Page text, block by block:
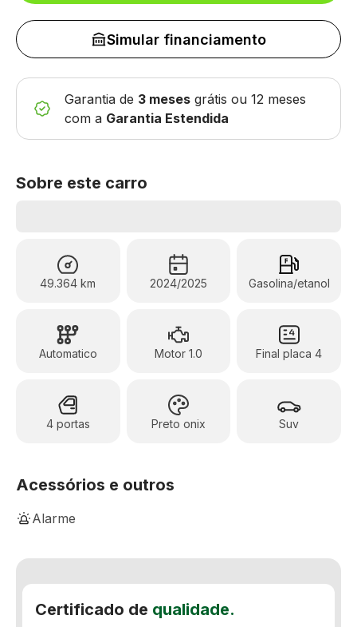
Simular financiamento
Garantia de 3 meses grátis ou 12 meses
com a Garantia Estendida
Sobre este carro
49.364 km 2024/2025 Gasolina/etanol
Automatico Motor 1.0 Final placa 4
4 portas Preto onix Suv
Acessórios e outros
Alarme
Assistente de Partida em Rampa
Banco Bi-Partido
Certificado de qualidade.